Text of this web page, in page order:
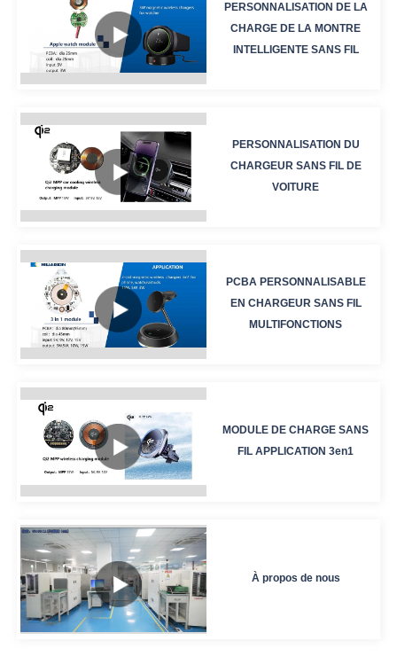
PERSONNALISATION DE LA
CHARGE DE LA MONTRE
INTELLIGENTE SANS FIL
PERSONNALISATION DU
CHARGEUR SANS FIL DE
VOITURE
PCBA PERSONNALISABLE
EN CHARGEUR SANS FIL
MULTIFONCTIONS
MODULE DE CHARGE SANS
FIL APPLICATION 3en1
À propos de nous